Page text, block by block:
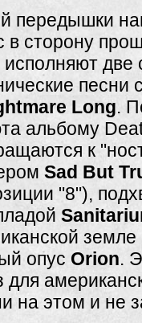
передышки
в сторону
исполняют
песни
Long.
альбому
к
Sad But
"8"),
земле
опус Orion.
для
на этом и не